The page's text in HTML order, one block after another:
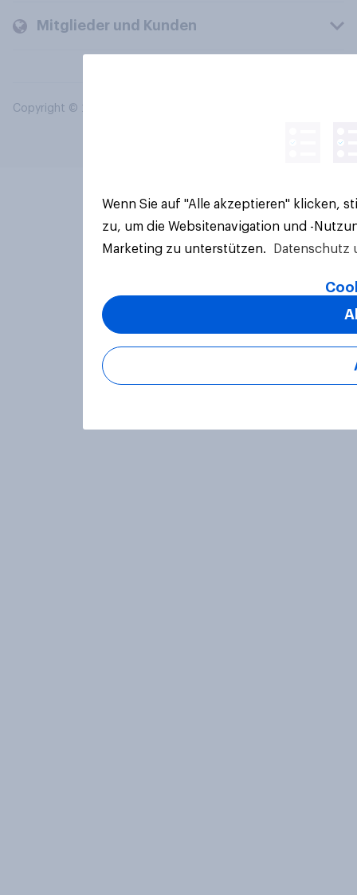
Mitglieder und Kunden
Copyright © 2026 YouGov PLC. Alle Rechte vorbehalten.
Wenn Sie auf "Alle akzeptieren" klicken,
zu, um die Websitenavigation und -
Marketing zu unterstützen.
Datenschutz